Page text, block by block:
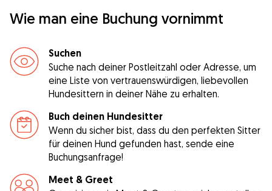
Wie man eine Buchung vornimmt
Suchen
Suche nach deiner Postleitzahl oder Adresse, um
eine Liste von vertrauenswürdigen, liebevollen
Hundesittern in deiner Nähe zu erhalten.
Buch deinen Hundesitter
Wenn du sicher bist, dass du den perfekten Sitter
für deinen Hund gefunden hast, sende eine
Buchungsanfrage!
Meet & Greet